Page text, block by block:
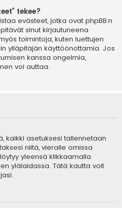
tekee?
evästeet, jotka ovat phpBB:n
sinut kirjautuneena
toimintoja, kuten luettujen
ylläpitäjän käyttöönottamia. Jos
kanssa ongelmia,
voi auttaa.
kaikki asetuksesi tallennetaan
niitä, vieraile omissa
yleensä klikkaamalla
ylälaidassa. Tätä kautta voit